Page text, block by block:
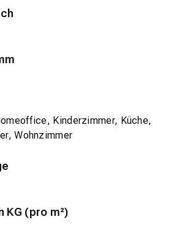
Kinderzimmer, Küche,
Wohnzimmer
KG (pro m²)